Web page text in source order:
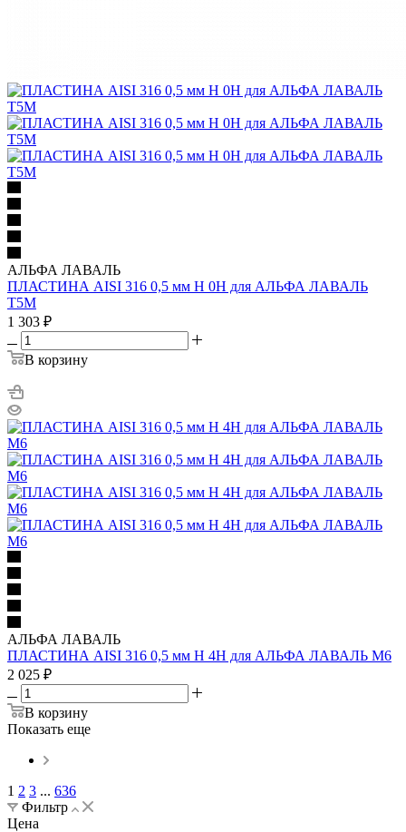
АЛЬФА ЛАВАЛЬ
ПЛАСТИНА AISI 316 0,5 мм H 0H для АЛЬФА ЛАВАЛЬ
T5M
1 303 ₽
В корзину
АЛЬФА ЛАВАЛЬ
ПЛАСТИНА AISI 316 0,5 мм H 4H для АЛЬФА ЛАВАЛЬ M6
2 025 ₽
В корзину
Показать еще
1 2 3 ... 636
Фильтр
Цена